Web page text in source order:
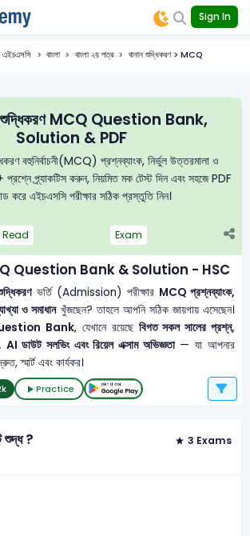
Sign In
এইচএসসি বাংলা বাংলা ২য় পত্র বানান শুদ্ধিকরণ > MCQ
শুদ্ধিকরণ MCQ Question Bank,
Solution & PDF
বহুনির্বাচনী(MCQ) প্রশ্নব্যাংক, নির্ভুল উত্তরমালা ও
প্রশ্নে প্র্যাকটিস করুন, নিয়মিত মক টেস্ট দিন এবং সহজে PDF
করে এইচএসসি পরীক্ষার সঠিক প্রস্তুতি নিন।
Read Exam
Question Bank & Solution - HSC
ভর্তি (Admission) পরীক্ষার MCQ প্রশ্নব্যাংক,
ও সমাধানখুঁজছেন? তাহলে আপনি সঠিক জায়গায় এসেছেন।
Bank, যেখানে রয়েছে বিগত সকল সালের প্রশ্ন,
AI ডাউট সলভিং এবং রিয়েল এক্সাম অভিজ্ঞতা— যা আপনার
স্মার্ট এবং কার্যকর।
Practice
শুদ্ধ ? 3 Exams